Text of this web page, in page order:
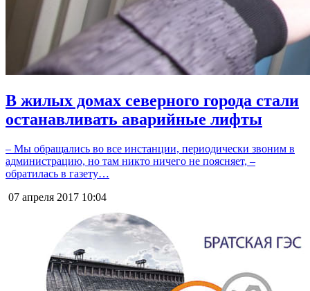
В жилых домах северного города стали
останавливать аварийные лифты
– Мы обращались во все инстанции, периодически звоним в
администрацию, но там никто ничего не поясняет, –
обратилась в газету…
07 апреля 2017 10:04